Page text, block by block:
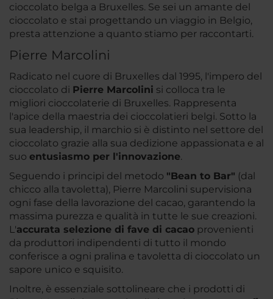
cioccolato belga a Bruxelles. Se sei un amante del
cioccolato e stai progettando un viaggio in Belgio,
presta attenzione a quanto stiamo per raccontarti.
Pierre Marcolini
Radicato nel cuore di Bruxelles dal 1995, l'impero del
cioccolato di Pierre Marcolini si colloca tra le
migliori cioccolaterie di Bruxelles. Rappresenta
l'apice della maestria dei cioccolatieri belgi. Sotto la
sua leadership, il marchio si è distinto nel settore del
cioccolato grazie alla sua dedizione appassionata e al
suo entusiasmo per l'innovazione.
Seguendo i principi del metodo "Bean to Bar" (dal
chicco alla tavoletta), Pierre Marcolini supervisiona
ogni fase della lavorazione del cacao, garantendo la
massima purezza e qualità in tutte le sue creazioni.
L'accurata selezione di fave di cacao provenienti
da produttori indipendenti di tutto il mondo
conferisce a ogni pralina e tavoletta di cioccolato un
sapore unico e squisito.
Inoltre, è essenziale sottolineare che i prodotti di